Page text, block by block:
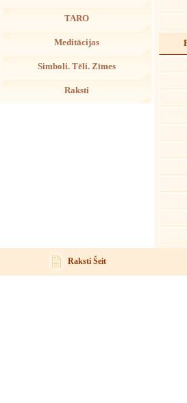
TARO
Meditācijas
Simboli. Tēli. Zīmes
Raksti
Raksti Šeit